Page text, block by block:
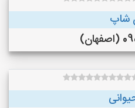
شاپ